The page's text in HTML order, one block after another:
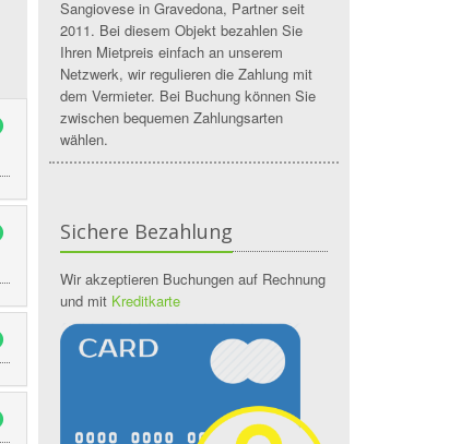
Sangiovese in Gravedona, Partner seit
2011. Bei diesem Objekt bezahlen Sie
Ihren Mietpreis einfach an unserem
Netzwerk, wir regulieren die Zahlung mit
dem Vermieter. Bei Buchung können Sie
zwischen bequemen Zahlungsarten
wählen.
Sichere Bezahlung
Wir akzeptieren Buchungen auf Rechnung
und mit Kreditkarte